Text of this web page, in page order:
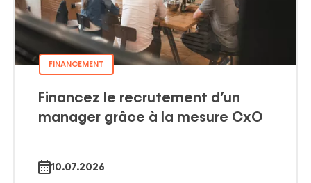
FINANCEMENT
Financez le recrutement d’un
manager grâce à la mesure CxO
10.07.2026